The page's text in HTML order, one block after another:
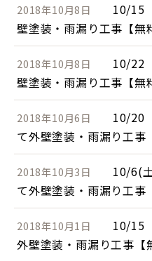
2018年10月8日
10/15
壁塗装・雨漏り工事【無
2018年10月8日
10/22
壁塗装・雨漏り工事【無
2018年10月6日
10/20
て外壁塗装・雨漏り工事
2018年10月3日
10/6(
て外壁塗装・雨漏り工事
2018年10月1日
10/15
外壁塗装・雨漏り工事【